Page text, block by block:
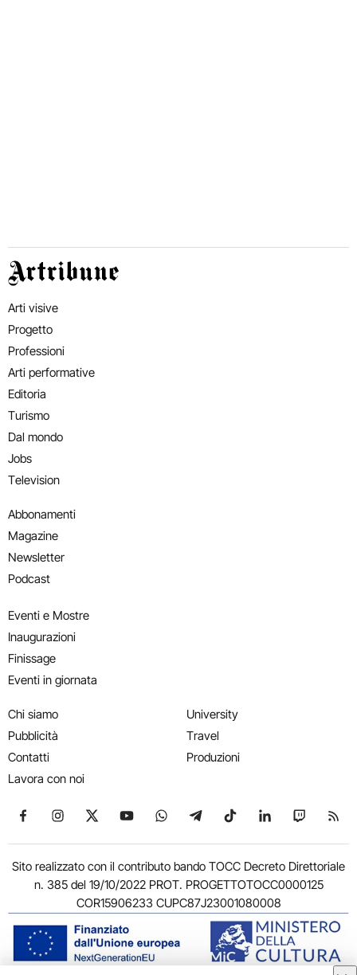
Artribune
Arti visive
Progetto
Professioni
Arti performative
Editoria
Turismo
Dal mondo
Jobs
Television
Abbonamenti
Magazine
Newsletter
Podcast
Eventi e Mostre
Inaugurazioni
Finissage
Eventi in giornata
Chi siamo
Pubblicità
Contatti
Lavora con noi
University
Travel
Produzioni
Seguici su Facebook
Seguici su Instagram
Seguici su X
Seguici su YouTube
Seguici su WhatsApp
Seguici su Telegram
Seguici su TikTok
Seguici su
Seguici
Sito realizzato con il contributo bando TOCC Decreto Direttoriale
n. 385 del 19/10/2022 PROT. PROGETTOTOCC0000125
COR15906233 CUPC87J23001080008